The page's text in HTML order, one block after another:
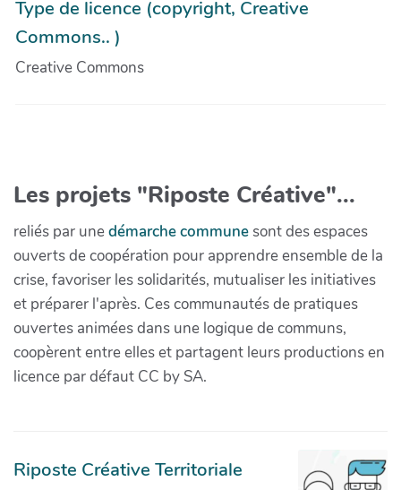
Type de licence (copyright, Creative
Commons.. )
Creative Commons
Les projets "Riposte Créative"...
reliés par unedémarche communesont des espaces
ouverts de coopération pour apprendre ensemble de la
crise, favoriser les solidarités, mutualiser les initiatives
et préparer l'après. Ces communautés de pratiques
ouvertes animées dans une logique de communs,
coopèrent entre elles et partagent leurs productions en
licence par défaut CC by SA.
Riposte Créative Territoriale